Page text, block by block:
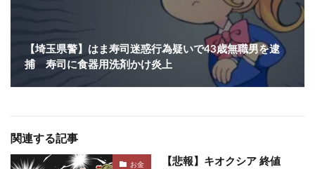
【埼玉県警】はま寿司迷惑行為疑いで43歳無職男を逮
捕 寿司に食器用洗剤かけ炎上
関連する記事
お金
【悲報】キオクシア 終値